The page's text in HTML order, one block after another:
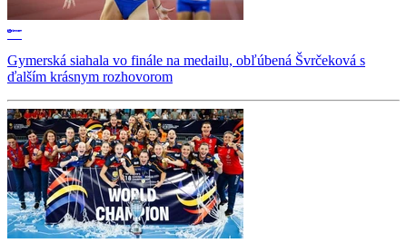
Gymerská siahala vo finále na medailu, obľúbená Švrčeková s
ďalším krásnym rozhovorom